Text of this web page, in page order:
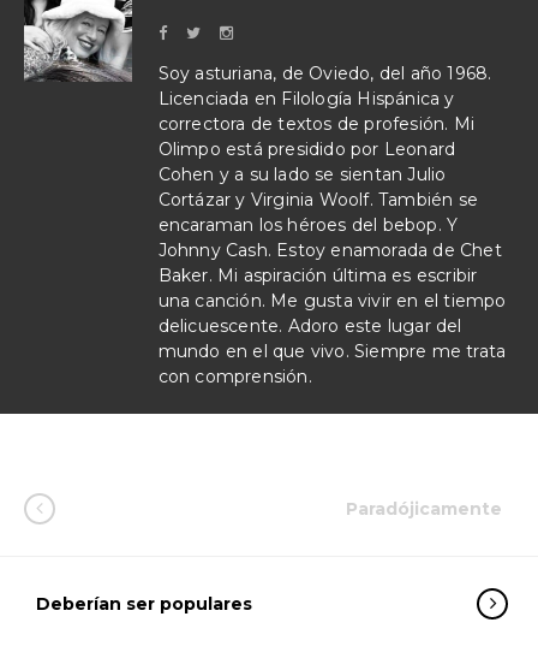
Soy asturiana, de Oviedo, del año 1968.
Licenciada en Filología Hispánica y
correctora de textos de profesión. Mi
Olimpo está presidido por Leonard
Cohen y a su lado se sientan Julio
Cortázar y Virginia Woolf. También se
encaraman los héroes del bebop. Y
Johnny Cash. Estoy enamorada de Chet
Baker. Mi aspiración última es escribir
una canción. Me gusta vivir en el tiempo
delicuescente. Adoro este lugar del
mundo en el que vivo. Siempre me trata
con comprensión.
Paradójicamente
Deberían ser populares